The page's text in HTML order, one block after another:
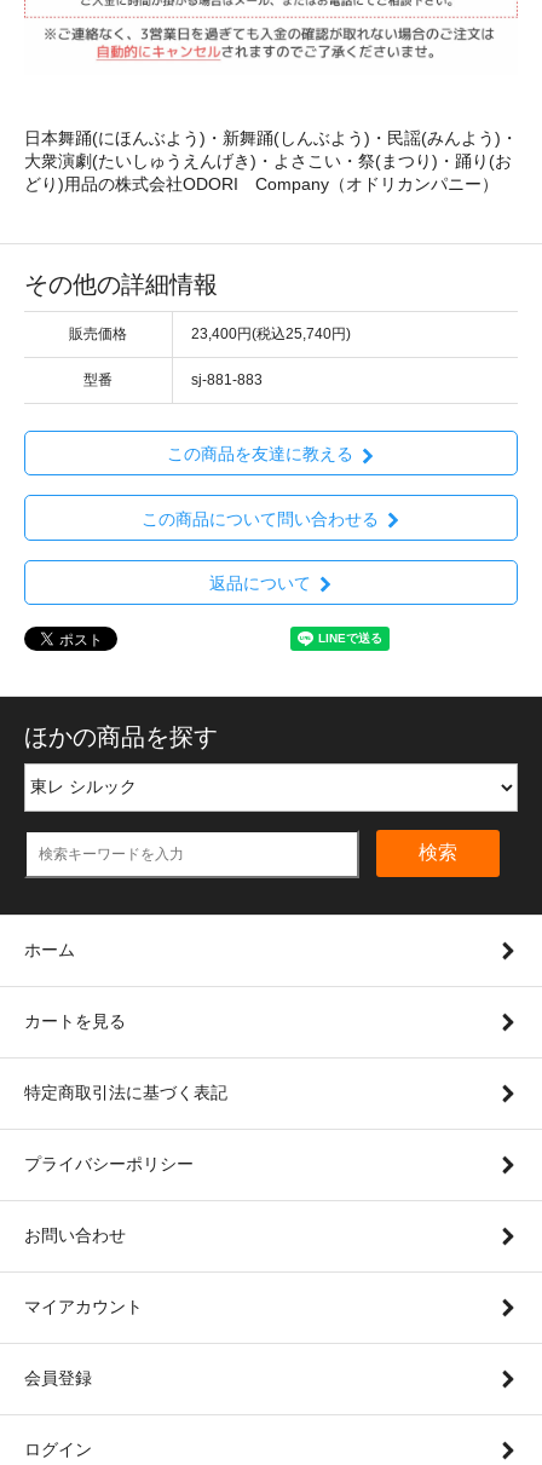
日本舞踊(にほんぶよう)・新舞踊(しんぶよう)・民謡(みんよう)・
大衆演劇(たいしゅうえんげき)・よさこい・祭(まつり)・踊り(お
どり)用品の株式会社ODORI Company（オドリカンパニー）
その他の詳細情報
販売価格 23,400円(税込25,740円)
型番 sj-881-883
この商品を友達に教える
この商品について問い合わせる
返品について
ほかの商品を探す
検索
ホーム
カートを見る
特定商取引法に基づく表記
プライバシーポリシー
お問い合わせ
マイアカウント
会員登録
ログイン